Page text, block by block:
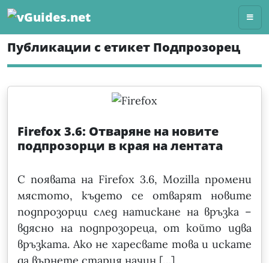
Skip
content
Публикации с етикет Подпрозорец
Firefox 3.6: Отваряне на новите
подпрозорци в края на лентата
С появата на Firefox 3.6, Mozilla промени
мястото, където се отварят новите
подпрозорци след натискане на връзка –
вдясно на подпрозореца, от който идва
връзката. Ако не харесвате това и искате